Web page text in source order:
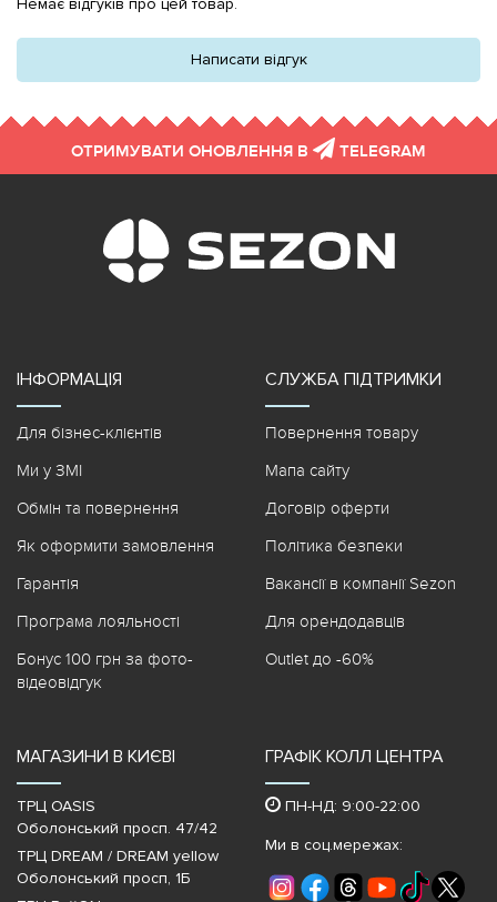
Написати відгук
ОТРИМУВАТИ ОНОВЛЕННЯ В TELEGRAM
ІНФОРМАЦІЯ
Для бізнес-клієнтів
Ми у ЗМІ
Обмін та повернення
Як оформити замовлення
Гарантія
Програма лояльності
Бонус 100 грн за фото-
відеовідгук
СЛУЖБА ПІДТРИМКИ
Повернення товару
Мапа сайту
Договір оферти
Політика безпеки
Вакансії в компанії Sezon
Для орендодавців
Outlet до -60%
МАГАЗИНИ В КИЄВІ
ТРЦ OASIS
Оболонський просп. 47/42
ТРЦ DREAM / DREAM yellow
Оболонський просп, 1Б
ГРАФІК КОЛЛ ЦЕНТРА
ПН-НД: 9:00-22:00
Ми в соц.мережах: